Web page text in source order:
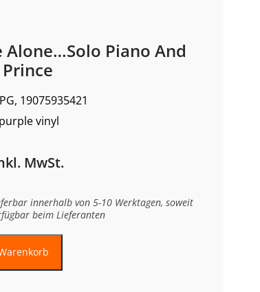
Alone…Solo Piano And
19075935421
vinyl
MwSt.
innerhalb von 5-10 Werktagen, soweit
beim Lieferanten